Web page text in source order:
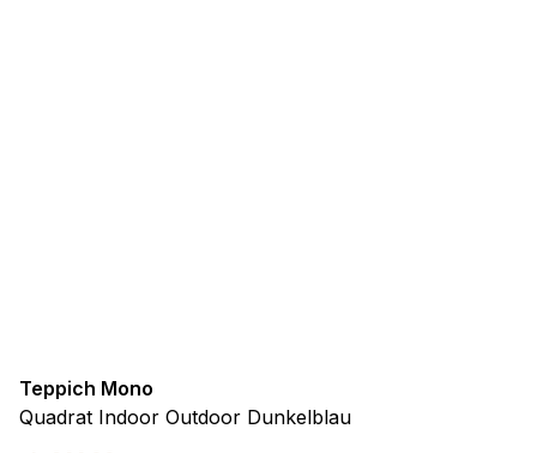
Teppich Mono
Quadrat Indoor Outdoor Dunkelblau